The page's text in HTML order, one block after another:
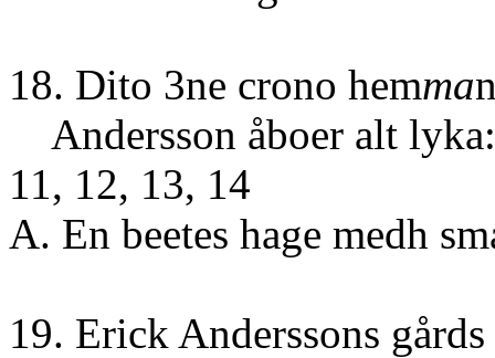
18. Dito 3ne crono hemma
Andersson åboer alt
11, 12, 13, 14
A. En beetes hage medh
19. Erick Anderssons